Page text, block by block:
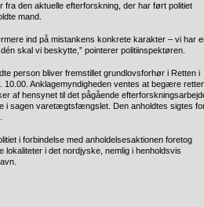
den aktuelle efterforskning, der har ført politiet
mand.
ind på mistankens konkrete karakter – vi har
skal vi beskytte,” pointerer politiinspektøren.
person bliver fremstillet grundlovsforhør i Retten i
10.00. Anklagemyndigheden ventes at begære
af hensynet til det pågående
i sagen varetægtsfængslet. Den anholdtes sigtes
i forbindelse med anholdelsesaktionen foretog
lokaliteter i det nordjyske, nemlig i henholdsvis